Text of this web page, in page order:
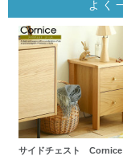
よく
サイドチェスト